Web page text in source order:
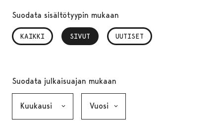
Suodata sisältötyypin mukaan
KAIKKI SIVUT
, VALITTU UUTISET
Suodata julkaisuajan mukaan